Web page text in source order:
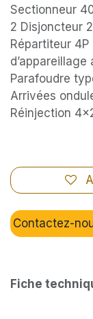
Sectionneur
2 Disjoncteur
Répartiteur
d’appareillage
Parafoudre
Arrivées
Réinjection
Contactez-
Fiche